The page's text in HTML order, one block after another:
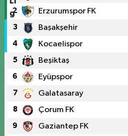
2 Erzurumspor FK
3 Başakşehir
4 Kocaelispor
5 Beşiktaş
6 Eyüpspor
7 Galatasaray
8 Çorum FK
9 Gaziantep FK